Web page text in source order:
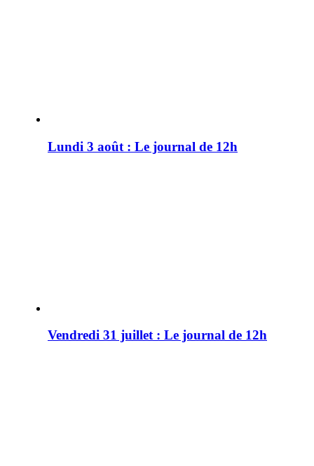
Lundi 3 août : Le journal de 12h
Vendredi 31 juillet : Le journal de 12h